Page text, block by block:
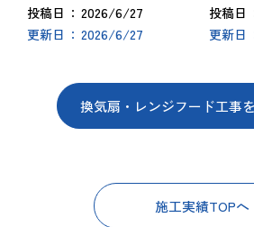
投稿日 2026/6/27
更新日 2026/6/27
投稿日
更新日
換気扇・レンジフード工事
施工実績TOPへ